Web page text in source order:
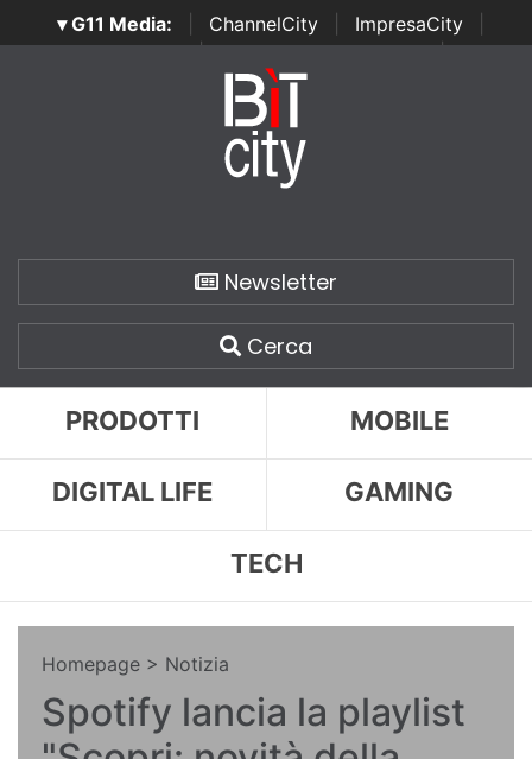
▾ G11 Media: ChannelCity ImpresaCity
SecurityOpenLab | Italian Channel Awards | Italian
Italian Security Awards
Newsletter
Cerca
PRODOTTI MOBILE
DIGITAL LIFE GAMING
TECH
Homepage > Notizia
Spotify lancia la playlist